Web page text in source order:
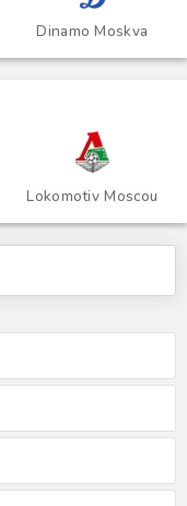
Dinamo Moskva
Lokomotiv Moscou